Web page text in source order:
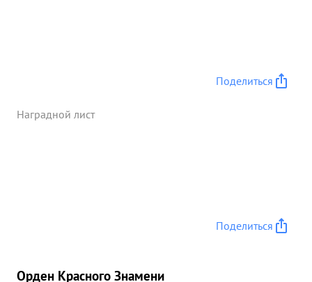
случая потери ориентировки. В бою ведет себя
Советского Союза тов. ГУЛАЕВА. В леон год.
Поделиться
Наградной лист
Поделиться
Орден Красного Знамени